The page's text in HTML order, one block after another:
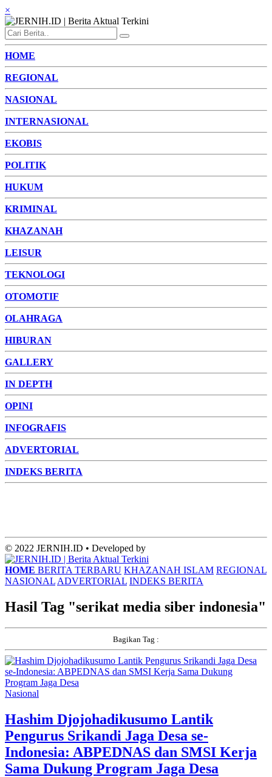
×
HOME
REGIONAL
NASIONAL
INTERNASIONAL
EKOBIS
POLITIK
HUKUM
KRIMINAL
KHAZANAH
LEISUR
TEKNOLOGI
OTOMOTIF
OLAHRAGA
HIBURAN
GALLERY
IN DEPTH
OPINI
INFOGRAFIS
ADVERTORIAL
INDEKS BERITA
© 2022 JERNIH.ID • Developed by
HOME BERITA TERBARU KHAZANAH ISLAM REGIONAL
NASIONAL ADVERTORIAL INDEKS BERITA
Hasil Tag "serikat media siber indonesia"
Bagikan Tag :
Nasional
Hashim Djojohadikusumo Lantik
Pengurus Srikandi Jaga Desa se-
Indonesia: ABPEDNAS dan SMSI Kerja
Sama Dukung Program Jaga Desa